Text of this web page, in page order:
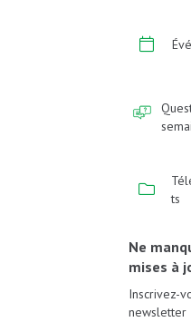
ts
Ne
mises à
Inscrivez-
newsletter